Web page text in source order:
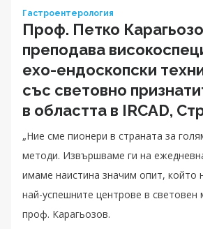
Гастроентерология
Проф. Петко
преподава
ехо-ендоскопски
със световно
в областта в IRCAD,
„Ние сме пионери в страната за
методи. Извършваме ги на
имаме наистина значим опит, който
най-успешните центрове в
проф. Карагьозов.